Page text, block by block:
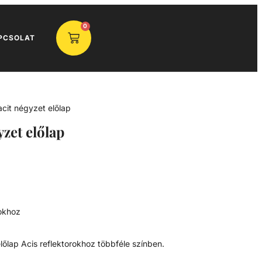
0
négyzet előlap
előlap
Acis reflektorokhoz többféle színben.